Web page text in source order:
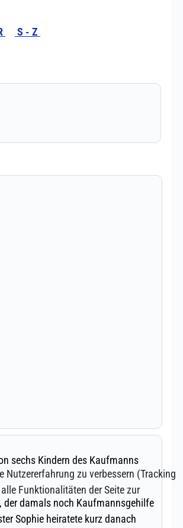
Nutzererfahrung zu verbessern (Tracking
Funktionalitäten der Seite zur